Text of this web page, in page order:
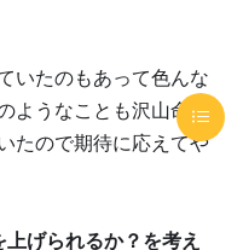
いたのもあって色んな
ようなことも沢山命令
たので期待に応えてや
上げられるか？を考え